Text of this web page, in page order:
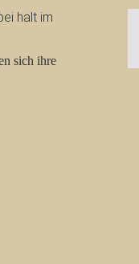
halt im
sich ihre